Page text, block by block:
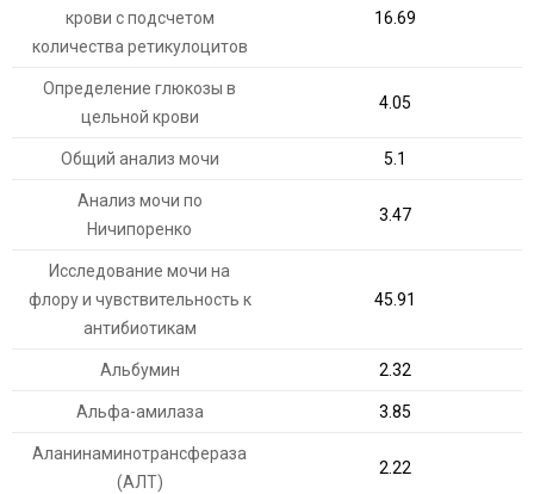
крови с подсчетом
количества ретикулоцитов
16.69
Определение глюкозы в
цельной крови
4.05
Общий анализ мочи 5.1
Анализ мочи по
Ничипоренко
3.47
Исследование мочи на
флору и чувствительность к
антибиотикам
45.91
Альбумин 2.32
Альфа-амилаза 3.85
Аланинаминотрансфераза
(АЛТ)
2.22